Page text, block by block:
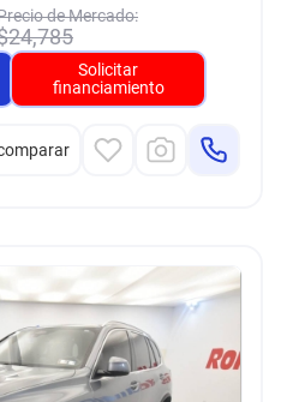
de Mercado:
24,785
Solicitar
financiamiento